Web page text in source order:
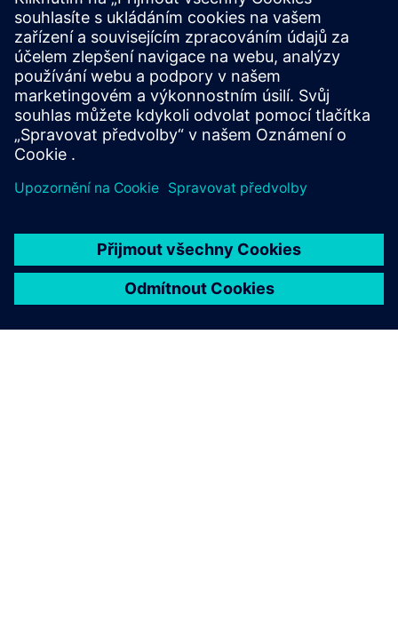
VirtualTwin
Simulace strojů, ověření automatizace a včasná identifikace
problému. Virtual Twin zjednodušuje uvedení do provozu a
zvyšuje kvalitu.
Další informace